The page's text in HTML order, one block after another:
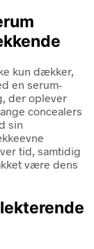
kun dækker,
en serum-
der oplever
concealers
sin
tid, samtidig
være dens